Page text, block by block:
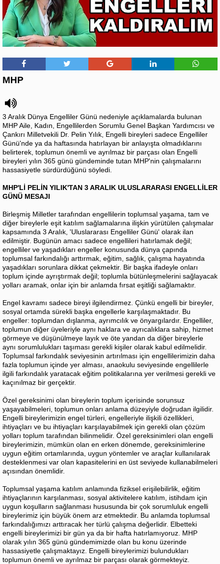
MHP
3 Aralık Dünya Engelliler Günü nedeniyle açıklamalarda bulunan
MHP Aile, Kadın, Engellilerden Sorumlu Genel Başkan Yardımcısı ve
Çankırı Milletvekili Dr. Pelin Yılık, Engelli bireyleri sadece Engelliler
Günü'nde ya da haftasında hatırlayan bir anlayışta olmadıklarını
belirterek, toplumun önemli ve ayrılmaz bir parçası olan Engelli
bireyleri yılın 365 günü gündeminde tutan MHP'nin çalışmalarını
hassasiyetle sürdürdüğünü söyledi.
MHP'Lİ PELİN YILIK'TAN 3 ARALIK ULUSLARARASI ENGELLİLER
GÜNÜ MESAJI
Birleşmiş Milletler tarafından engellilerin toplumsal yaşama, tam ve
diğer bireylerle eşit katılım sağlamalarına ilişkin yürütülen çalışmalar
kapsamında 3 Aralık, 'Uluslararası Engelliler Günü' olarak ilan
edilmiştir. Bugünün amacı sadece engellileri hatırlamak değil;
engelliler ve yaşadıkları engeller konusunda dünya çapında
toplumsal farkındalığı arttırmak, eğitim, sağlık, çalışma hayatında
yaşadıkları sorunlara dikkat çekmektir. Bir başka ifadeyle onları
toplum içinde ayrıştırmak değil; toplumla bütünleşmelerini sağlayacak
yolları aramak, onlar için bir anlamda fırsat eşitliği sağlamaktır.
Engel kavramı sadece bireyi ilgilendirmez. Çünkü engelli bir bireyler,
sosyal ortamda sürekli başka engellerle karşılaşmaktadır. Bu
engeller: toplumdan dışlanma, ayrımcılık ve önyargılardır. Engelliler,
toplumun diğer üyeleriyle aynı haklara ve ayrıcalıklara sahip, hizmet
görmeye ve düşünülmeye layık ve öte yandan da diğer bireylerle
aynı sorumlulukları taşıması gerekli kişiler olarak kabul edilmelidir.
Toplumsal farkındalık seviyesinin artırılması için engellilerimizin daha
fazla toplumun içinde yer alması, anaokulu seviyesinde engellilerle
ilgili farkındalık yaratacak eğitim politikalarına yer verilmesi gerekli ve
kaçınılmaz bir gerçektir.
Özel gereksinimi olan bireylerin toplum içerisinde sorunsuz
yaşayabilmeleri, toplumun onları anlama düzeyiyle doğrudan ilgilidir.
Engelli bireylerimizin engel türleri, engelleriyle ilişkili özellikleri,
ihtiyaçları ve bu ihtiyaçları karşılayabilmek için gerekli olan çözüm
yolları toplum tarafından bilinmelidir. Özel gereksinimleri olan engelli
bireylerimizin, mümkün olan en erken dönemde, gereksinimlerine
uygun eğitim ortamlarında, uygun yöntemler ve araçlar kullanılarak
desteklenmesi var olan kapasitelerini en üst seviyede kullanabilmeleri
açısından önemlidir.
Toplumsal yaşama katılım anlamında fiziksel erişilebilirlik, eğitim
ihtiyaçlarının karşılanması, sosyal aktivitelere katılım, istihdam için
uygun koşulların sağlanması hususunda bir çok sorumluluk engelli
bireylerimiz için büyük önem arz etmektedir. Bu anlamda toplumsal
farkındalığımızı arttıracak her türlü çalışma değerlidir. Elbetteki
engelli bireylerimizi bir gün ya da bir hafta hatırlamıyoruz. MHP
olarak yılın 365 günü gündemimizde olan bu konu üzerinde
hassasiyetle çalışmaktayız. Engelli bireylerimizi bulundukları
toplumun önemli ve ayrılmaz bir parçası olarak görmekteyiz.